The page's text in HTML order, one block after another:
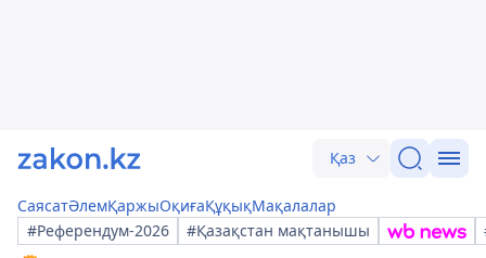
Қаз
СаясатӘлемҚаржыОқиғаҚұқықМақалалар
#Референдум-2026
#Қазақстан мақтанышы